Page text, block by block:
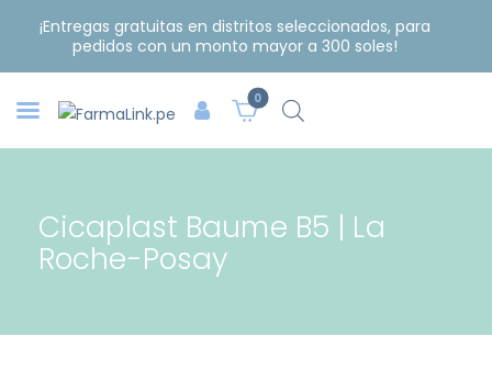
¡Entregas gratuitas en distritos seleccionados, para
pedidos con un monto mayor a 300 soles!
0
Cicaplast Baume B5 | La
Roche-Posay